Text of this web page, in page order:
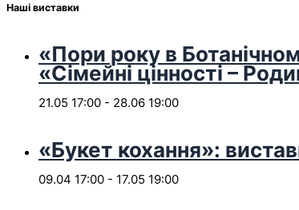
Наші виставки
«Пори року в
«Сімейні цінності –
21.05 17:00 - 28.06 19:00
«Букет кохання»:
09.04 17:00 - 17.05 19:00